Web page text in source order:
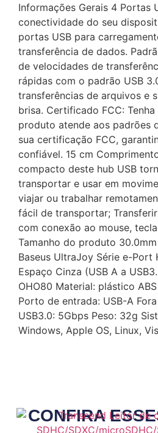
Informações Gerais 4 Portas
conectividade do seu
portas USB para
transferência de dados.
de velocidades de
rápidas com o padrão USB
transferências de arquivos e
brisa. Certificado FCC:
produto atende aos padrões
sua certificação FCC,
confiável. 15 cm
compacto deste hub USB
transportar e usar em
viajar ou trabalhar
fácil de transportar;
com conexão ao mouse,
Tamanho do produto
Baseus UltraJoy Série e-Port
Espaço Cinza (USB A a
OHO80 Material: plástico
Porto de entrada: USB-A
USB3.0: 5Gbps Peso: 32g
Windows, Apple OS, Linux,
CONFIRA